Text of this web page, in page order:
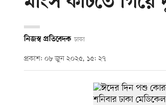
নিজস্ব প্রতিবেদক ঢাকা
প্রকাশ: ০৮ জুন ২০২৫, ১৫: ২৭